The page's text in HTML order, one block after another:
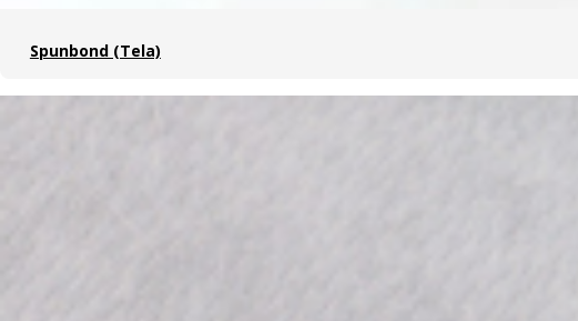
Spunbond (Tela)